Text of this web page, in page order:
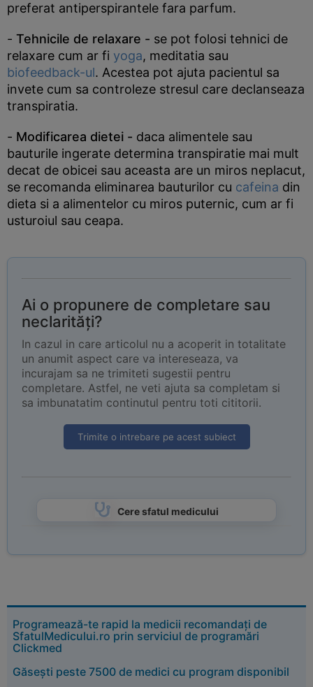
preferat antiperspirantele fara parfum.
- Tehnicile de relaxare - se pot folosi tehnici de
relaxare cum ar fi yoga, meditatia sau
biofeedback-ul. Acestea pot ajuta pacientul sa
invete cum sa controleze stresul care declanseaza
transpiratia.
- Modificarea dietei - daca alimentele sau
bauturile ingerate determina transpiratie mai mult
decat de obicei sau aceasta are un miros neplacut,
se recomanda eliminarea bauturilor cu cafeina din
dieta si a alimentelor cu miros puternic, cum ar fi
usturoiul sau ceapa.
Ai o propunere de completare sau
neclarități?
In cazul in care articolul nu a acoperit in totalitate
un anumit aspect care va intereseaza, va
incurajam sa ne trimiteti sugestii pentru
completare. Astfel, ne veti ajuta sa completam si
sa imbunatatim continutul pentru toti cititorii.
Trimite o intrebare pe acest subiect
Cere sfatul medicului
Programează-te rapid la medicii recomandați de
SfatulMedicului.ro prin serviciul de programări
Clickmed
Găsești peste 7500 de medici cu program disponibil